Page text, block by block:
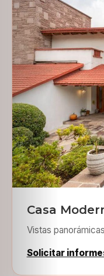
Inicio
Casting
Bershka
Casting
SHEIN
Casa
Vistas
Solicitar